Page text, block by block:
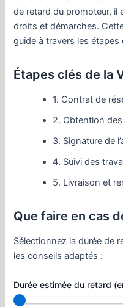
de retard du promoteur,
droits et démarches.
guide à travers les
Étapes clés de la
1. Contrat de
2. Obtention
3. Signature de
4. Suivi des
5. Livraison et
Que faire en cas
Sélectionnez la durée de
les conseils adaptés :
Durée estimée du retard